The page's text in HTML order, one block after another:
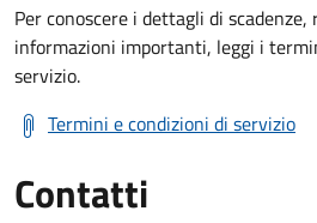
Per conoscere i dettagli di
informazioni importanti, leggi i
servizio.
Termini e condizioni di servizio
Contatti